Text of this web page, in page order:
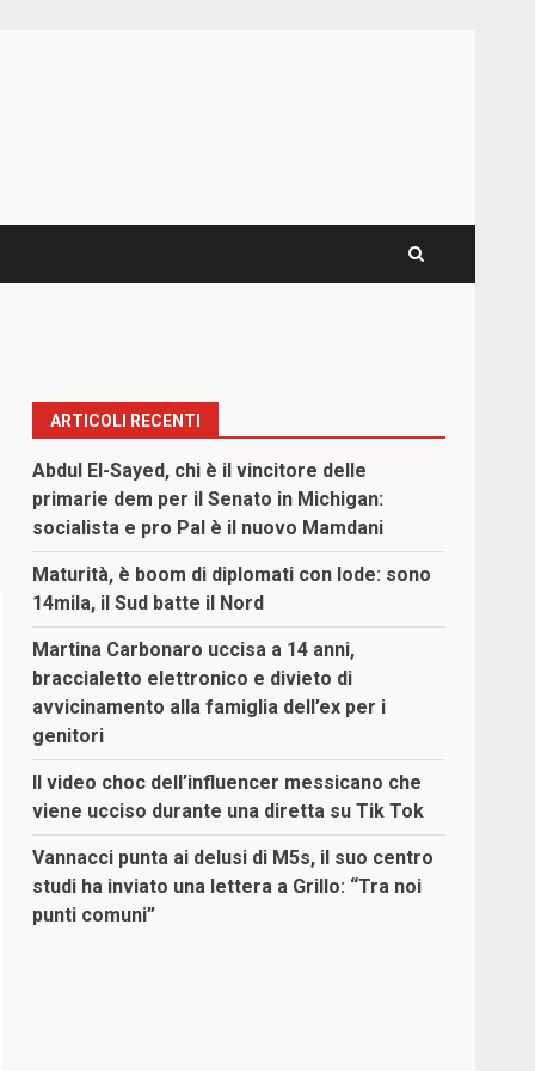
ARTICOLI RECENTI
Abdul El-Sayed, chi è il vincitore delle
primarie dem per il Senato in Michigan:
socialista e pro Pal è il nuovo Mamdani
Maturità, è boom di diplomati con lode: sono
14mila, il Sud batte il Nord
Martina Carbonaro uccisa a 14 anni,
braccialetto elettronico e divieto di
avvicinamento alla famiglia dell’ex per i
genitori
Il video choc dell’influencer messicano che
viene ucciso durante una diretta su Tik Tok
Vannacci punta ai delusi di M5s, il suo centro
studi ha inviato una lettera a Grillo: “Tra noi
punti comuni”